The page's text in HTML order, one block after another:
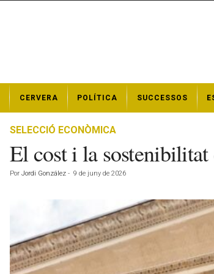
t
CERVERA POLÍTICA SUCCESSOS
SELECCIÓ ECONÒMICA
El cost i la
Por Jordi González - 9 de juny de 2026